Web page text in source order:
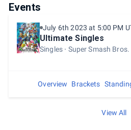
Events
July 6th 2023 at 5:00 PM
Ultimate Singles
Singles Super Smash
Overview Brackets
View All